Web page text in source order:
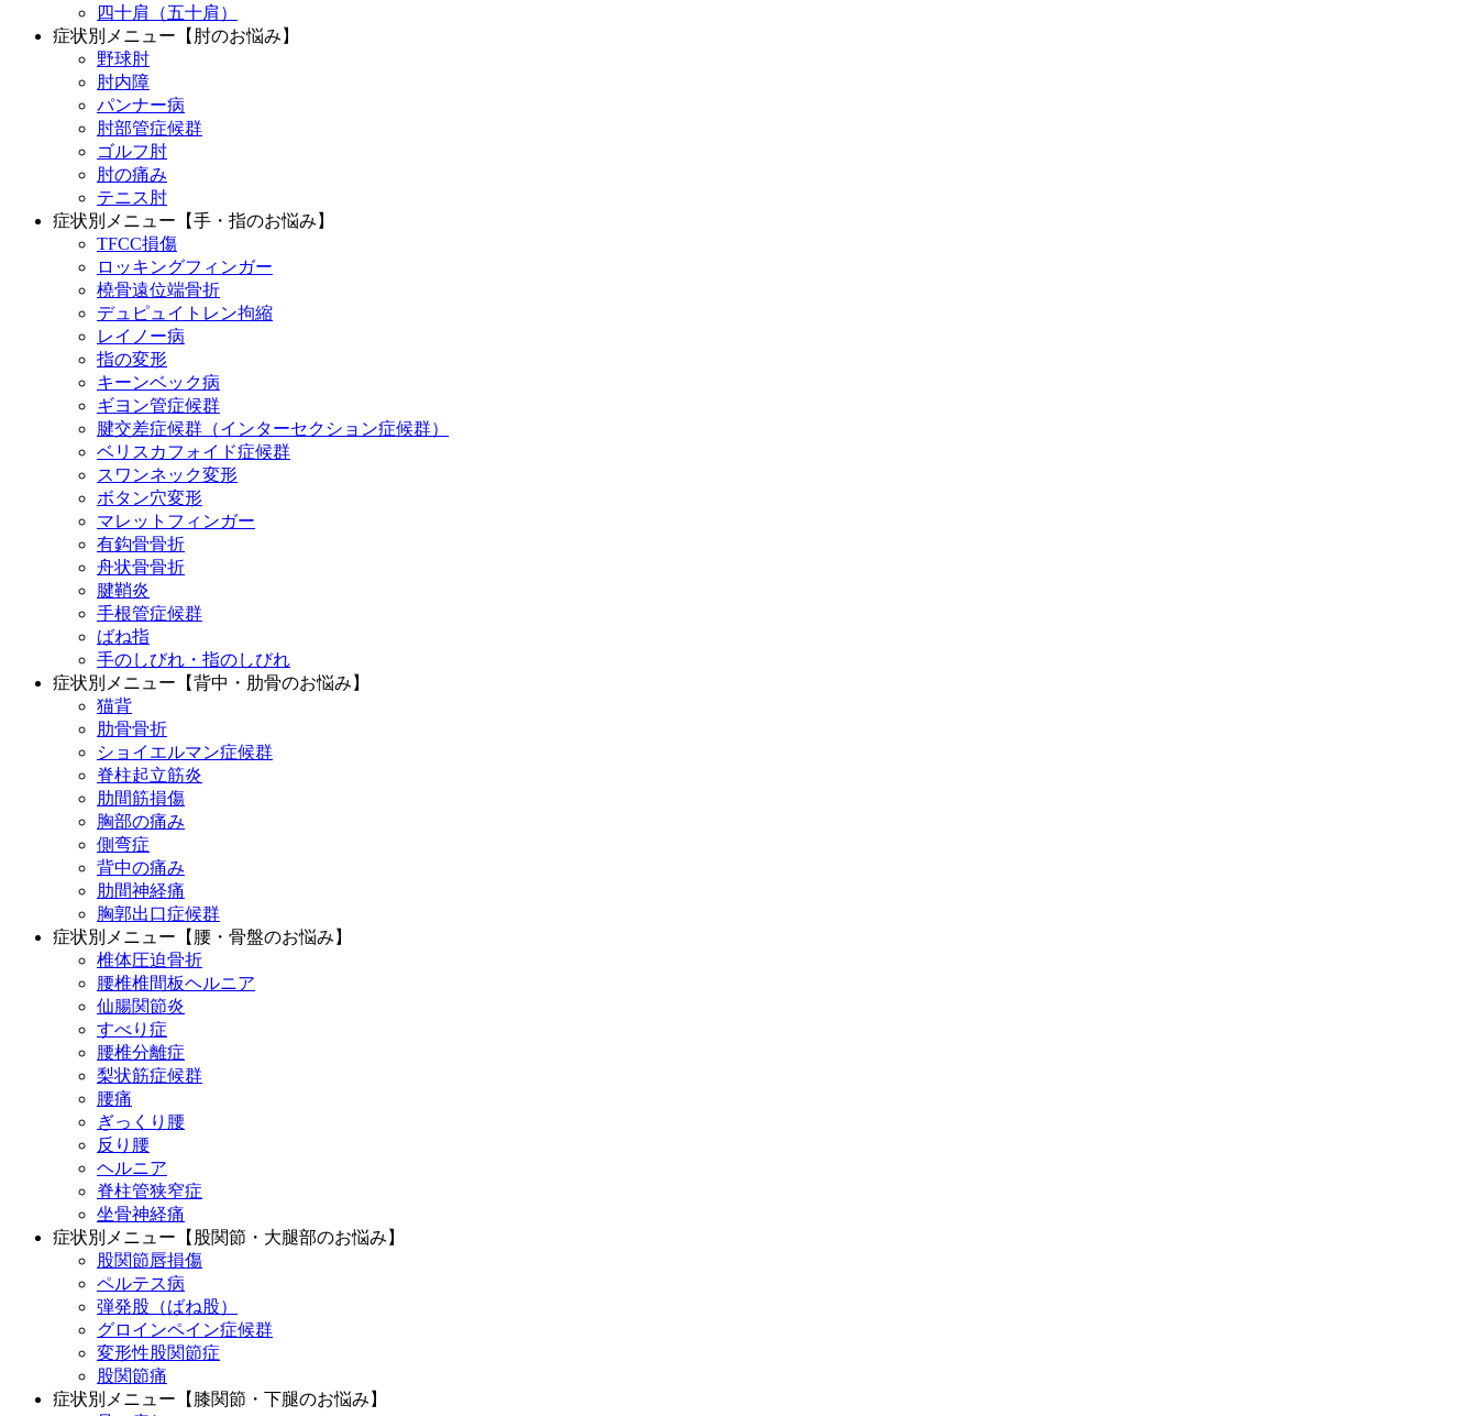
四十肩（五十肩）
症状別メニュー【肘のお悩み】
野球肘
肘内障
パンナー病
肘部管症候群
ゴルフ肘
肘の痛み
テニス肘
症状別メニュー【手・指のお悩み】
TFCC損傷
ロッキングフィンガー
橈骨遠位端骨折
デュピュイトレン拘縮
レイノー病
指の変形
キーンベック病
ギヨン管症候群
腱交差症候群（インターセクション症候群）
ベリスカフォイド症候群
スワンネック変形
ボタン穴変形
マレットフィンガー
有鈎骨骨折
舟状骨骨折
腱鞘炎
手根管症候群
ばね指
手のしびれ・指のしびれ
症状別メニュー【背中・肋骨のお悩み】
猫背
肋骨骨折
ショイエルマン症候群
脊柱起立筋炎
肋間筋損傷
胸部の痛み
側弯症
背中の痛み
肋間神経痛
胸郭出口症候群
症状別メニュー【腰・骨盤のお悩み】
椎体圧迫骨折
腰椎椎間板ヘルニア
仙腸関節炎
すべり症
腰椎分離症
梨状筋症候群
腰痛
ぎっくり腰
反り腰
ヘルニア
脊柱管狭窄症
坐骨神経痛
症状別メニュー【股関節・大腿部のお悩み】
股関節唇損傷
ペルテス病
弾発股（ばね股）
グロインペイン症候群
変形性股関節症
股関節痛
症状別メニュー【膝関節・下腿のお悩み】